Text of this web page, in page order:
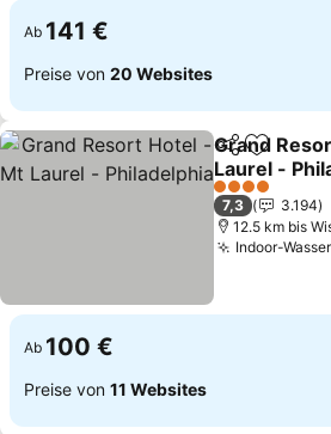
Ab 141 €
Preise von 20 Websites
TeilenZu
Grand
Laurel -
4 Sterne
7,3
3.194
12.5 km bis
Indoor-
Ab 100 €
Preise von 11 Websites